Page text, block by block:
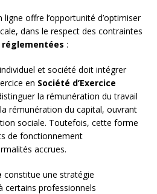
ligne offre l’opportunité d’optimiser
dans le respect des contraintes
:
et société doit intégrer
en Société d’Exercice
la rémunération du travail
rémunération du capital, ouvrant
sociale. Toutefois, cette forme
de fonctionnement
accrues.
constitue une stratégie
certains professionnels